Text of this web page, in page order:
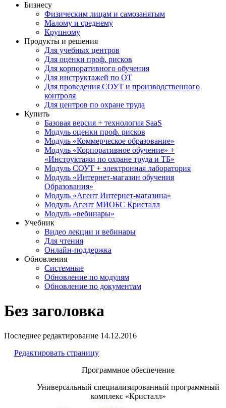
Бизнесу
Физическим лицам и самозанятым
Малому и среднему
Крупному
Продукты и решения
Для учебных центров
Для оценки проф. рисков
Для корпоративного обучения
Для инструктажей по ОТ
Для проведения СОУТ и производственного
контроля
Для центров по охране труда
Купить
Базовая версия + технология SaaS
Модуль оценки проф. рисков
Модуль «Коммерческое образование»
Модуль «Корпоративное обучение» +
«Инструктажи по охране труда и ТБ»
Модуль СОУТ + электронная лаборатория
Модуль «Интернет-магазин обучения
Образования»
Модуль «Агент Интернет-магазина»
Модуль Агент МИОБС Кристалл
Модуль «вебинары»
Учебник
Видео лекции и вебинары
Для чтения
Онлайн-поддержка
Обновления
Системные
Обновление по модулям
Обновление по документам
Без заголовка
Последнее редактирование 14.12.2016
Редактировать страницу
Программное обеспечение
Универсальный специализированный программный
комплекс «Кристалл»